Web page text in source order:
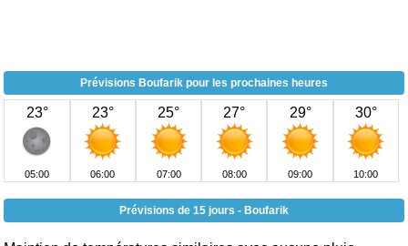
Prévisions Boufarik pour les prochaines heures
23°
05:00
23°
06:00
25°
07:00
27°
08:00
29°
09:00
30°
10:00
Prévisions de 15 jours - Boufarik